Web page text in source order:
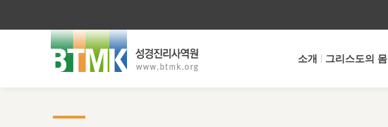
소개 그리스도의 몸